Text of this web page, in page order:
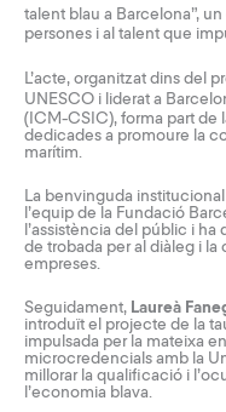
talent blau a Barcelona”,
persones i al talent que
L’acte, organitzat dins del
UNESCO i liderat a
(ICM-CSIC), forma part de
dedicades a promoure la
marítim.
La benvinguda
l’equip de la Fundació
l’assistència del públic i
de trobada per al diàleg i la
empreses.
Seguidament, Laureà
introduït el projecte de la
impulsada per la mateixa
microcredencials amb la
millorar la qualificació i
l’economia blava.